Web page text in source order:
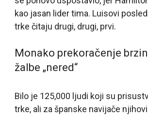
kao jasan lider tima. Luisovi
trke čitaju drugi, drugi, prvi.
Monako prekoračenje
žalbe „nered“
Bilo je 125,000 ljudi koji su
trke, ali za španske navijače